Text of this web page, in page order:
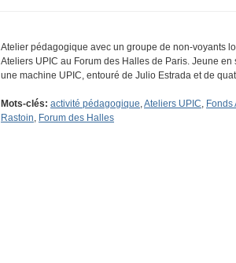
Atelier pédagogique avec un groupe de non-voyants
Ateliers UPIC au Forum des Halles de Paris. Jeune
une machine UPIC, entouré de Julio Estrada et de
Mots-clés: activité pédagogique,Ateliers UPIC, Fonds
Rastoin, Forum des Halles